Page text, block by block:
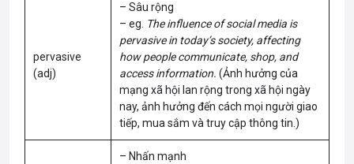
pervasive
(adj)
– Sâu rộng
– eg. The influence of social media is
pervasive in today’s society, affecting
how people communicate, shop, and
access information. (Ảnh hưởng của
mạng xã hội lan rộng trong xã hội ngày
nay, ảnh hưởng đến cách mọi người giao
tiếp, mua sắm và truy cập thông tin.)
– Nhấn mạnh